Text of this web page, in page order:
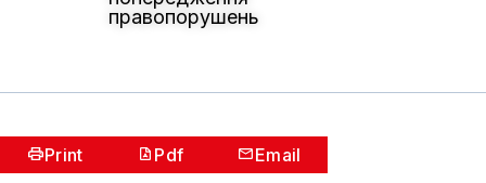
правопорушень
Print Pdf Email